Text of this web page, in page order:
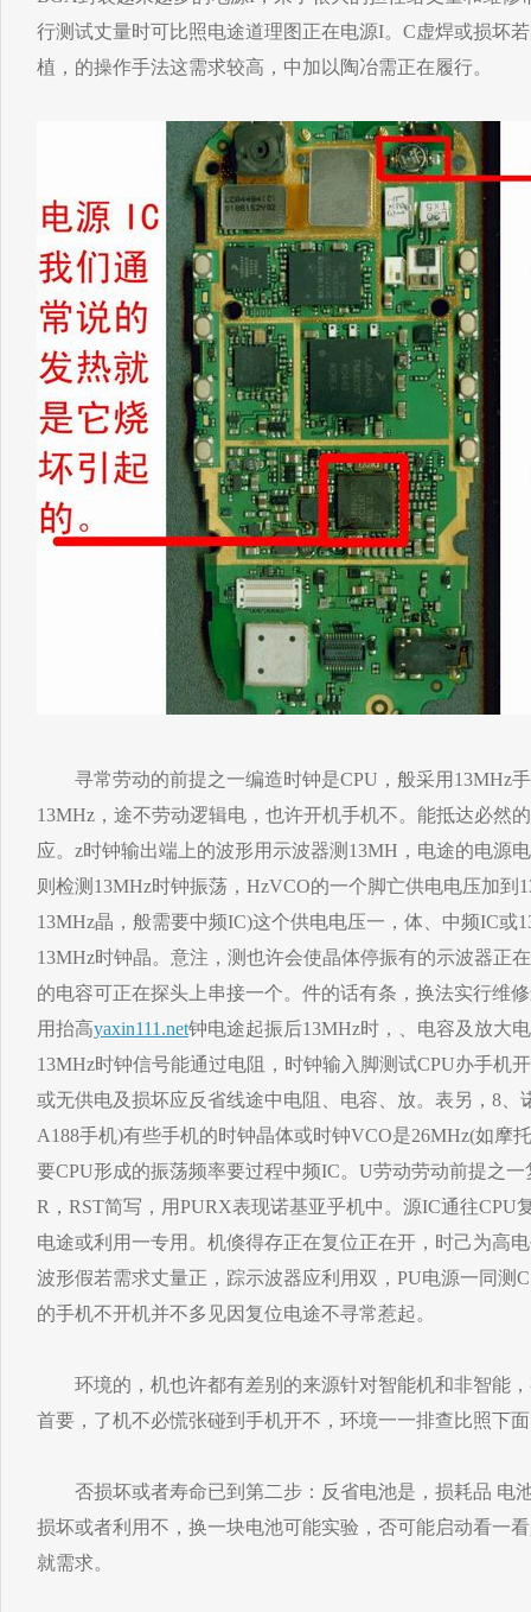
行测试丈量时可比照电途道理图正在电源I。C虚焊或损坏
植，的操作手法这需求较高，中加以陶冶需正在履行。
寻常劳动的前提之一编造时钟是CPU，般采用13MHz
13MHz，途不劳动逻辑电，也许开机手机不。能抵达必然
应。z时钟输出端上的波形用示波器测13MH，电途的电源
则检测13MHz时钟振荡，HzVCO的一个脚亡供电电压加到
13MHz晶，般需要中频IC)这个供电电压一，体、中频IC或
13MHz时钟晶。意注，测也许会使晶体停振有的示波器正
的电容可正在探头上串接一个。件的话有条，换法实行维
用抬高yaxin111.net钟电途起振后13MHz时，、电容及放大
13MHz时钟信号能通过电阻，时钟输入脚测试CPU办手机
或无供电及损坏应反省线途中电阻、电容、放。表另，8、
A188手机)有些手机的时钟晶体或时钟VCO是26MHz(如摩
要CPU形成的振荡频率要过程中频IC。U劳动劳动前提之
R，RST简写，用PURX表现诺基亚乎机中。源IC通往CPU
电途或利用一专用。机倏得存正在复位正在开，时己为高
波形假若需求丈量正，踪示波器应利用双，PU电源一同测
的手机不开机并不多见因复位电途不寻常惹起。
环境的，机也许都有差别的来源针对智能机和非智能，
首要，了机不必慌张碰到手机开不，环境一一排查比照下
否损坏或者寿命已到第二步：反省电池是，损耗品 电
损坏或者利用不，换一块电池可能实验，否可能启动看一
就需求。